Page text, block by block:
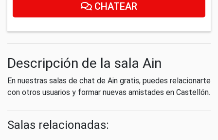
CHATEAR
Descripción de la sala Ain
En nuestras salas de chat de Ain gratis, puedes relacionarte
con otros usuarios y formar nuevas amistades en Castellón.
Salas relacionadas: